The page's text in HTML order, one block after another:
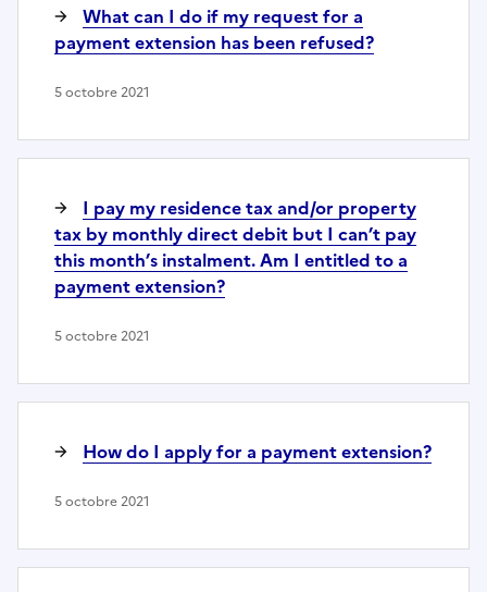
What can I do if my request for a
payment extension has been refused?
5 octobre 2021
I pay my residence tax and/or property
tax by monthly direct debit but I can’t pay
this month’s instalment. Am I entitled to a
payment extension?
5 octobre 2021
How do I apply for a payment extension?
5 octobre 2021